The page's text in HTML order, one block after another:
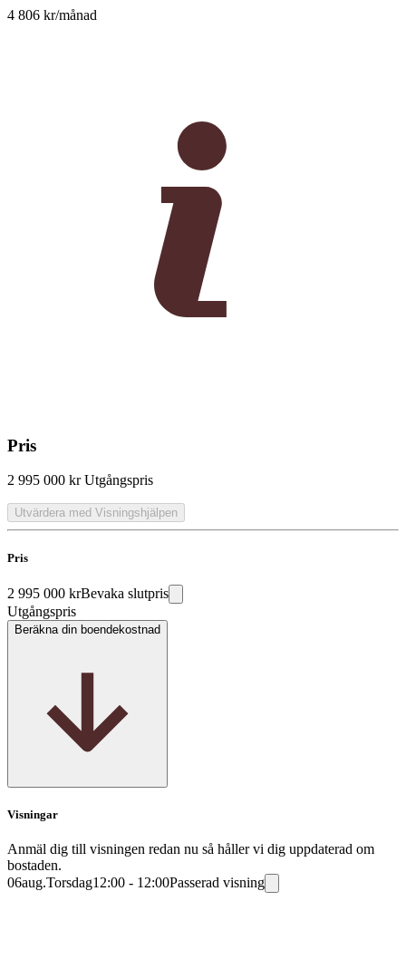
4 806 kr/månad
Pris
2 995 000 kr Utgångspris
Utvärdera med Visningshjälpen
Pris
2 995 000 krBevaka slutpris
Utgångspris
Beräkna din boendekostnad
Visningar
Anmäl dig till visningen redan nu så håller vi dig uppdaterad om
bostaden.
06aug.Torsdag12:00 - 12:00Passerad visning